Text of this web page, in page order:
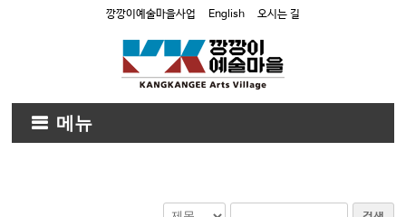
깡깡이예술마을사업 English 오시는 길
메뉴